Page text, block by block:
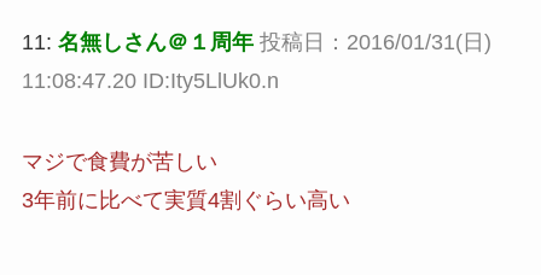
11: 名無しさん＠１周年 投稿日：2016/01/31(日)
11:08:47.20 ID:Ity5LlUk0.n
マジで食費が苦しい
3年前に比べて実質4割ぐらい高い